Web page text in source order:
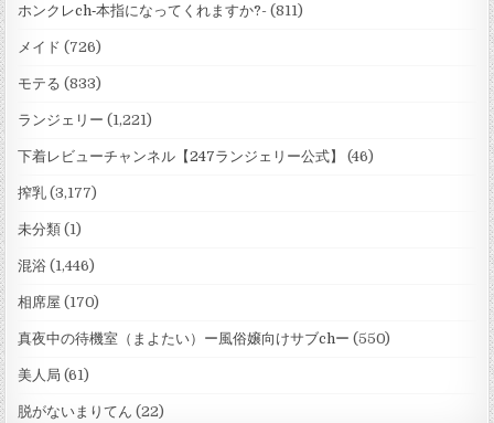
ホンクレch‐本指になってくれますか?- (811)
メイド (726)
モテる (833)
ランジェリー (1,221)
下着レビューチャンネル【247ランジェリー公式】 (46)
搾乳 (3,177)
未分類 (1)
混浴 (1,446)
相席屋 (170)
真夜中の待機室（まよたい）ー風俗嬢向けサブchー (550)
美人局 (61)
脱がないまりてん (22)